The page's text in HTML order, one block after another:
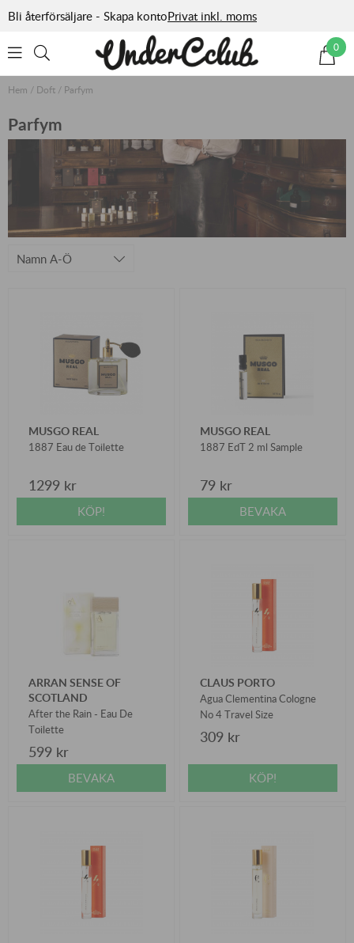
Bli återförsäljare - Skapa kontoPrivat inkl. moms
0
Hem / Doft / Parfym
Parfym
Namn A-Ö
MUSGO REAL
1887 Eau de Toilette
1299 kr
KÖP!
MUSGO REAL
1887 EdT 2 ml Sample
79 kr
BEVAKA
ARRAN SENSE OF
SCOTLAND
After the Rain - Eau De
Toilette
599 kr
BEVAKA
CLAUS PORTO
Agua Clementina Cologne
No 4 Travel Size
309 kr
KÖP!